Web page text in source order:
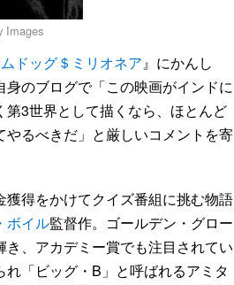
Images
ドッグ＄ミリオネア』にかんし
身のブログで「この映画がインドに
3世界として描くなら、ほとんど
るべきだ」と厳しいコメントを寄
得をかけてクイズ番組に挑む物語
ボイル監督作。ゴールデン・グロー
、アカデミー賞でも注目されてい
「ビッグ・B」と呼ばれるアミタ